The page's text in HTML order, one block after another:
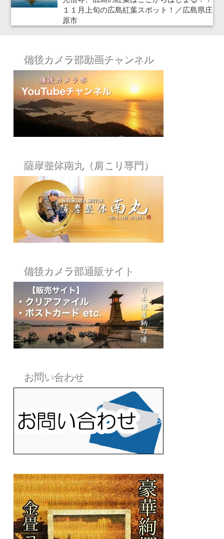
１１月上旬の広島紅葉スポット！／広島県庄
原市
備後カメラ部動画チャンネル
薩摩整体南丸（肩こり専門）
備後カメラ部通販サイト
お問い合わせ